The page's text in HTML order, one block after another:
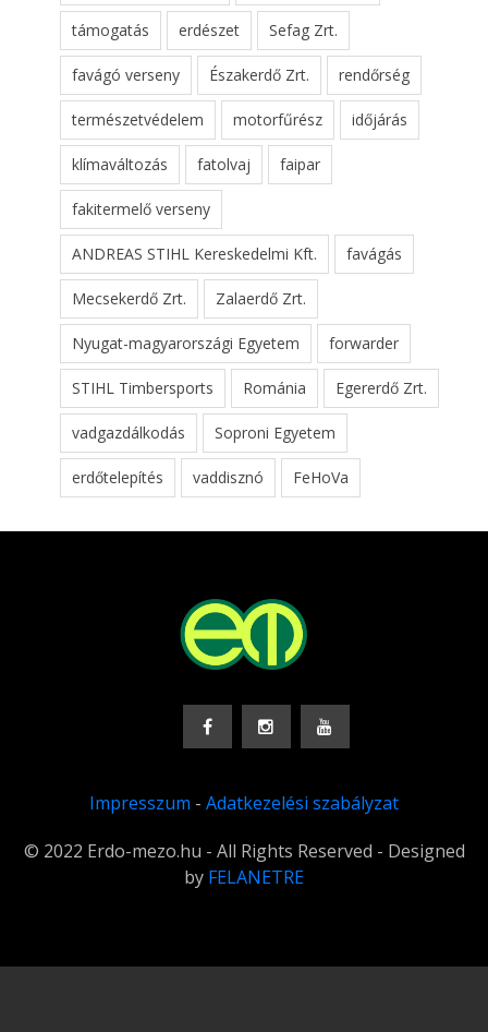
támogatás erdészet Sefag Zrt.
favágó verseny Északerdő Zrt. rendőrség
természetvédelem motorfűrész időjárás
klímaváltozás fatolvaj faipar
fakitermelő verseny
ANDREAS STIHL Kereskedelmi Kft. favágás
Mecsekerdő Zrt. Zalaerdő Zrt.
Nyugat-magyarországi Egyetem forwarder
STIHL Timbersports Románia Egererdő Zrt.
vadgazdálkodás Soproni Egyetem
erdőtelepítés vaddisznó FeHoVa
Impresszum - Adatkezelési szabályzat
© 2022 Erdo-mezo.hu - All Rights Reserved - Designed
by FELANETRE